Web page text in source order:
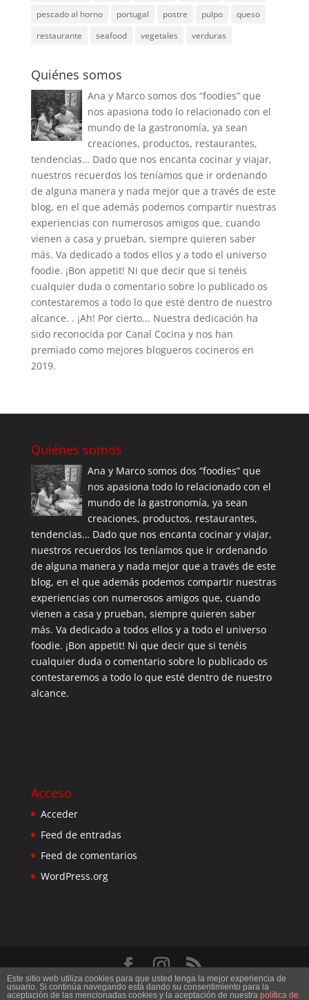
pescado al horno
portugal postre pulpo
queso
restaurante
seafood vegetales verduras
Quiénes somos
Ana y Marco somos dos “foodies” que
nos apasiona todo lo relacionado con el
mundo de la gastronomía, ya sean
creaciones, productos, restaurantes,
tendencias… Dado que nos encanta cocinar y viajar,
nuestros recuerdos los teníamos que ir ordenando
de alguna manera y nada mejor que a través de este
blog, en el que además podemos compartir nuestras
experiencias con numerosos amigos que, cuando
vienen a casa y prueban, siempre quieren saber
más. Va dedicado a todos ellos y a todo el universo
foodie. ¡Bon appetit! Ni que decir que si tenéis
cualquier duda o comentario sobre lo publicado os
contestaremos a todo lo que esté dentro de nuestro
alcance. . ¡Ah! Por cierto... Nuestra dedicación ha
sido reconocida por Canal Cocina y nos han
premiado como mejores blogueros cocineros en
2019.
Quiénes somos
Ana y Marco somos dos “foodies” que
nos apasiona todo lo relacionado con el
mundo de la gastronomía, ya sean
creaciones, productos, restaurantes,
tendencias… Dado que nos encanta cocinar y viajar,
nuestros recuerdos los teníamos que ir ordenando
de alguna manera y nada mejor que a través de este
blog, en el que además podemos compartir nuestras
experiencias con numerosos amigos que, cuando
vienen a casa y prueban, siempre quieren saber
más. Va dedicado a todos ellos y a todo el universo
foodie. ¡Bon appetit! Ni que decir que si tenéis
cualquier duda o comentario sobre lo publicado os
contestaremos a todo lo que esté dentro de nuestro
alcance.
Acceso
Acceder
Feed de entradas
Feed de comentarios
WordPress.org
Diseñado porElegant Themes| Desarrollado por
Este sitio web utiliza cookies para que usted tenga la mejor experiencia de
usuario. Si continúa navegando está dando su consentimiento para la
aceptación de las mencionadas cookies y la aceptación de nuestra política de